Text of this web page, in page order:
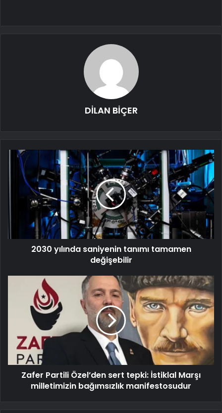
DİLAN BİÇER
2030 yılında saniyenin tanımı tamamen
değişebilir
Zafer Partili Özel’den sert tepki: İstiklal Marşı
milletimizin bağımsızlık manifestosudur